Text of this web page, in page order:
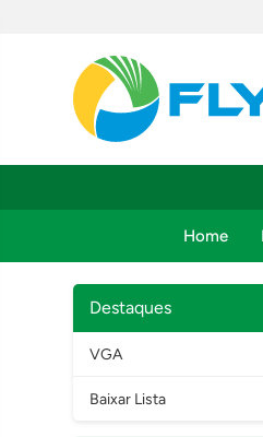
Home
Destaques
VGA
Baixar Lista